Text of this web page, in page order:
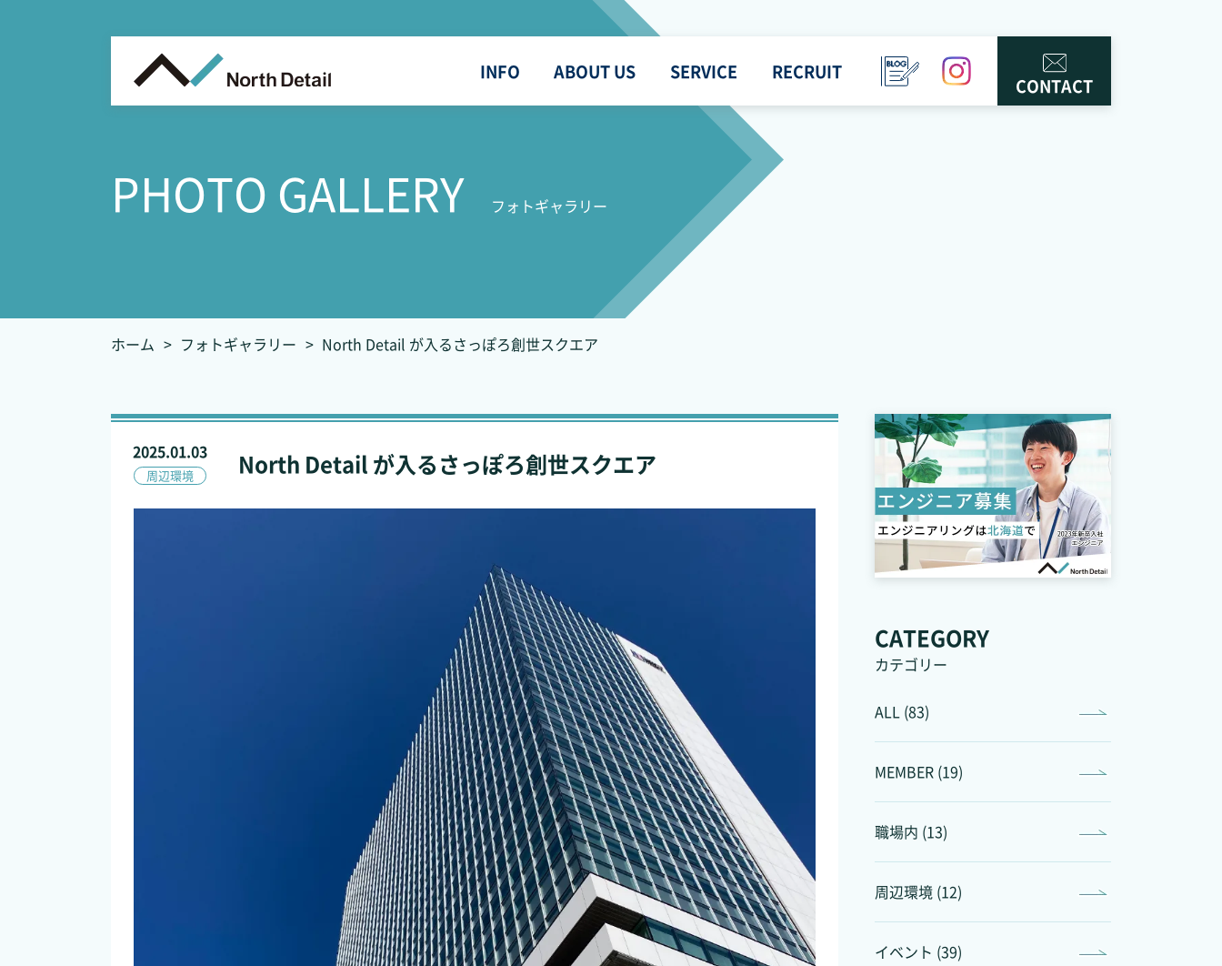
INFO ABOUT US SERVICE RECRUIT BLOG instagramCONTACT
PHOTO GALLERY フォトギャラリー
ホーム フォトギャラリー North Detail が入るさっぽろ創世スクエア
2025.01.03
周辺環境 North Detail が入るさっぽろ創世スクエア
CATEGORY
カテゴリー
ALL (83)
MEMBER (19)
職場内 (13)
周辺環境 (12)
イベント (39)